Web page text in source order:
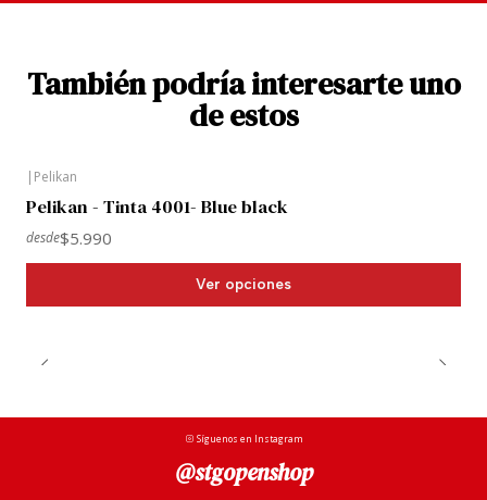
También podría interesarte uno
de estos
| Pelikan
Pelikan - Tinta 4001- Blue black
desde$5.990
Ver opciones
Síguenos en Instagram
@stgopenshop